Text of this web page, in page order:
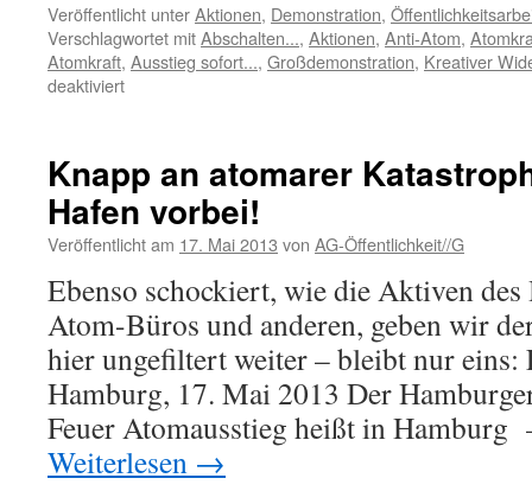
Veröffentlicht unterAktionen, Demonstration,
Verschlagwortet mitAbschalten..., Aktionen, Anti-Atom,
Atomkraft, Ausstieg sofort..., Großdemonstration, Kreativer
deaktiviertfür
Basisinitiativen
Knapp an atomarer
Hafen vorbei!
Veröffentlicht am 17. Mai 2013 von AG-Öffentlichkeit//G
Ebenso schockiert, wie die Aktiven
Atom-Büros und anderen, geben wir
hier ungefiltert weiter – bleibt nur
Hamburg, 17. Mai 2013 Der
Feuer Atomausstieg heißt in
Weiterlesen →